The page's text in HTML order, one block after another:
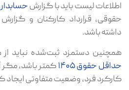
اطلاعات لیست باید با گزارش
حقوقی، قرارداد کارکنان و
داشته باشد.
همچنین دستمزد ثبت‌شده نباید از
حداقل حقوق ۱۴۰۵
کمتر باشد، مگر
کارکرد فرد، وضعیت متفاوتی ایجاد